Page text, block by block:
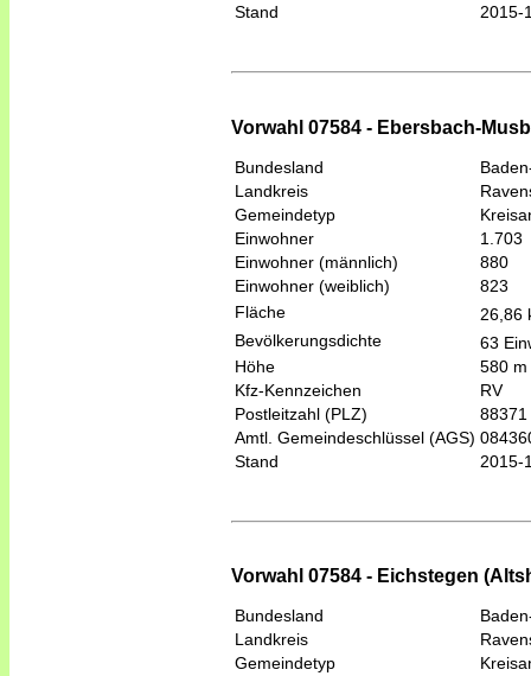
Stand
2015-
Vorwahl 07584 - Ebersbach-
Bundesland
Landkreis
Gemeindetyp
Einwohner
1.703
Einwohner (männlich)
880
Einwohner (weiblich)
823
Fläche
26,86
Bevölkerungsdichte
63
Höhe
580 m
Kfz-Kennzeichen
RV
Postleitzahl (PLZ)
88371
Amtl. Gemeindeschlüssel (AGS)
Stand
2015-
Vorwahl 07584 - Eichstegen
Bundesland
Landkreis
Gemeindetyp